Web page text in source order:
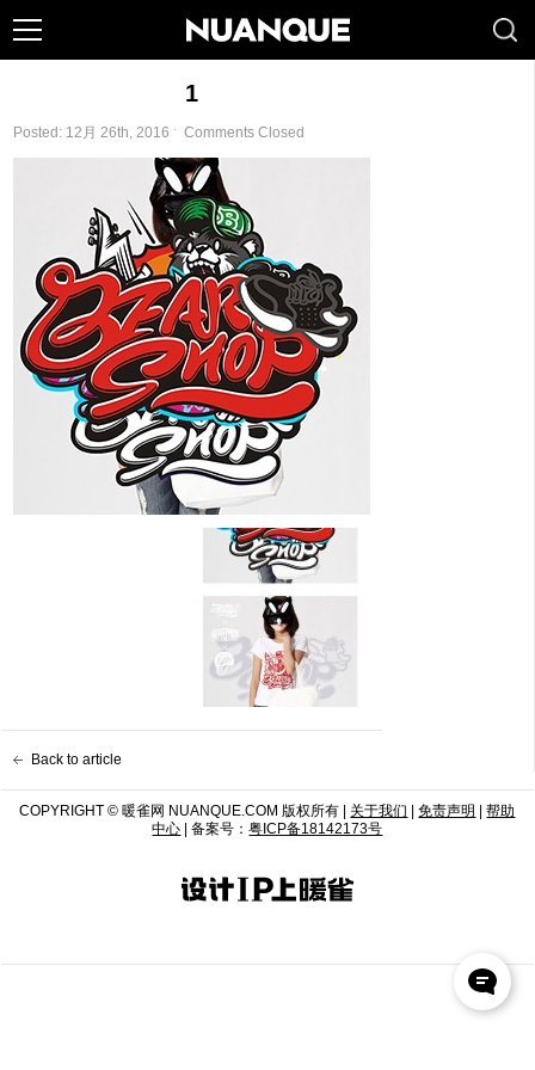
1
Posted: 12月 26th, 2016 ˑ Comments Closed
Back to article
COPYRIGHT © 暖雀网 NUANQUE.COM 版权所有 | 关于我们 |免责声明 |帮助
中心 | 备案号：粤ICP备18142173号